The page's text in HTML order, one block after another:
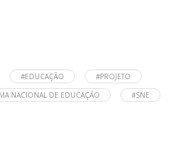
#EDUCAÇÃO
#PROJETO
NACIONAL DE EDUCAÇÃO #SNE